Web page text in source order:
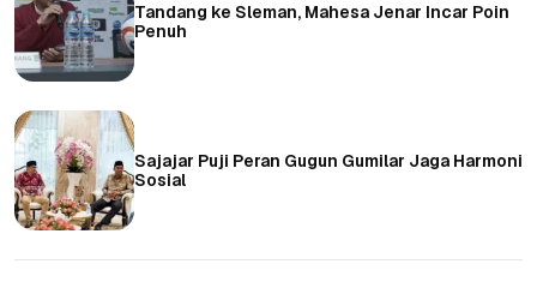
Tandang ke Sleman, Mahesa Jenar Incar Poin
Penuh
Sajajar Puji Peran Gugun Gumilar Jaga Harmoni
Sosial